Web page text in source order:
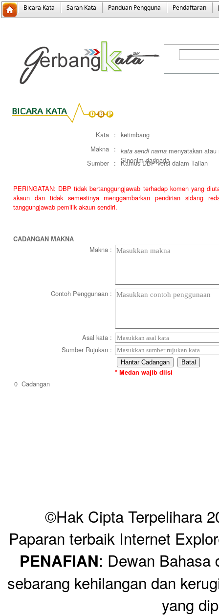
Bicara Kata Saran Kata Panduan Pengguna Pendaftaran
Kata : ketimbang
Makna : kata sendi nama menyatakan
Sinonim daripada
Sumber : Kamus DBP versi dalam Talian
PERINGATAN: DBP tidak bertanggungjawab terhadap komen yang
akaun dan tidak semestinya menggambarkan pendirian sidang
tanggungjawab pemilik akaun sendiri.
CADANGAN MAKNA
Makna :
Contoh Penggunaan :
Asal kata :
Sumber Rujukan :
* Medan wajib diisi
0 Cadangan
©Hak Cipta Terpelihara
Paparan terbaik Internet
PENAFIAN: Dewan Bahasa
sebarang kehilangan dan
yang